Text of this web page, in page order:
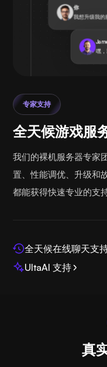
你
我想升级我的
嘿
专家支持
全天候游戏服
我们的裸机服务器专家
置、性能调优、升级和
都能获得快速专业的支
全天候在线聊天支
UltaAI 支持
真